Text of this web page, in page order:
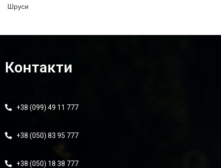
Шруси
Контакти
+38 (099) 49 11 777
+38 (050) 83 95 777
+38 (050) 18 38 777